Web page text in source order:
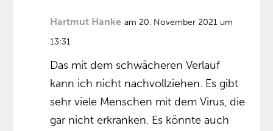
Hartmut Hanke am 20. November 2021 um
13:31
Das mit dem schwächeren Verlauf
kann ich nicht nachvollziehen. Es gibt
sehr viele Menschen mit dem Virus, die
gar nicht erkranken. Es könnte auch